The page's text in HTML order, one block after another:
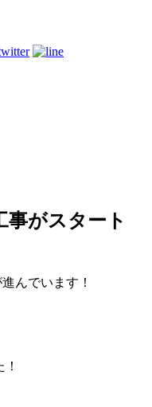
事がスタート
んでいます！